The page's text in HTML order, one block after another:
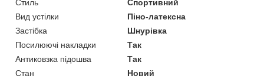
Стиль
Спортивний
Вид устілки
Піно-латексна
Застібка
Шнурівка
Посилюючі накладки
Так
Антиковзка підошва
Так
Стан
Новий